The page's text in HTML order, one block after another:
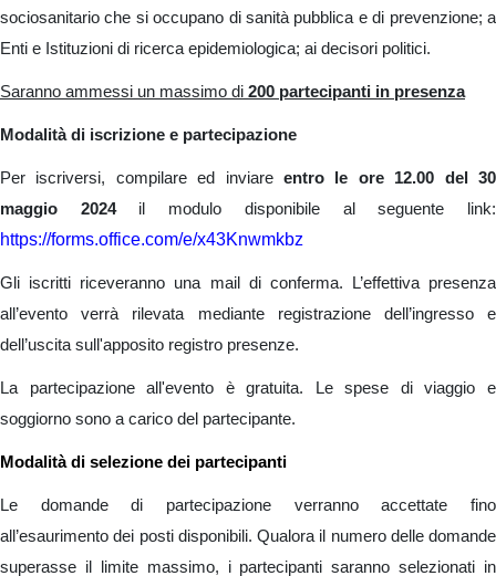
sociosanitario che si occupano di sanità pubblica e di prevenzione; a
Enti e Istituzioni di ricerca epidemiologica; ai decisori politici.
Saranno ammessi un massimo di 200 partecipanti in presenza
Modalità di iscrizione e partecipazione
Per iscriversi, compilare ed inviareentro le ore 12.00 del 30
maggio 2024 il modulo disponibile al seguente link:
https://forms.office.com/e/x43Knwmkbz
Gli iscritti riceveranno una mail di conferma. L’effettiva presenza
all’evento verrà rilevata mediante registrazione dell’ingresso e
dell’uscita sull'apposito registro presenze.
La partecipazione all'evento è gratuita. Le spese di viaggio e
soggiorno sono a carico del partecipante.
Modalità di selezione dei partecipanti
Le domande di partecipazione verranno accettate fino
all’esaurimento dei posti disponibili. Qualora il numero delle domande
superasse il limite massimo, i partecipanti saranno selezionati in